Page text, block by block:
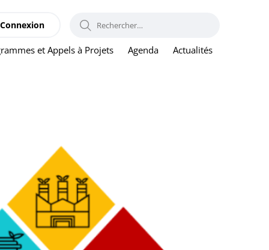
et Appels à Projets Agenda Actualités
Connexion RECHERCHER :